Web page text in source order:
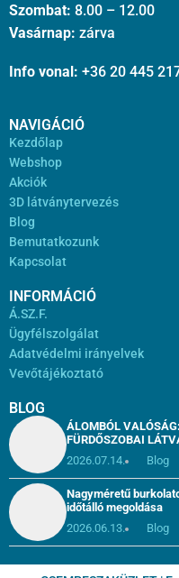
Szombat: 8.00 – 12.00
Vasárnap: zárva
Info vonal: +36 20 445
NAVIGÁCIÓ
Kezdőlap
Webshop
Akciók
3D látványtervezés
Blog
Bemutatkozunk
Kapcsolat
INFORMÁCIÓ
Á.SZ.F.
Ügyfélszolgálat
Adatvédelmi irányelvek
Vevőtájékoztató
BLOG
ÁLOMBÓL
FÜRDŐSZOBAI
2026.07.14.
Blog
Nagyméretű
időtálló megoldása
2026.06.13.
Blog